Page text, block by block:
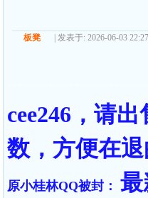
板凳 | 发表于: 2026-06-03 22:27
cee246，请
数，方便在退
原小桂林QQ被封： 最